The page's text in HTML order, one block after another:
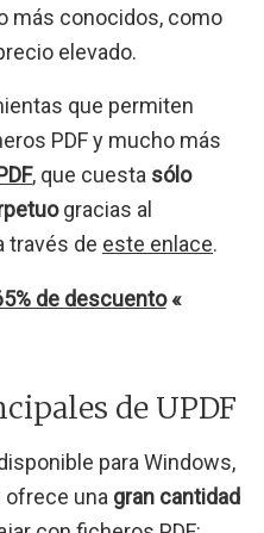
más conocidos, como
elevado.
que permiten
PDF y mucho más
, que cuesta sólo
gracias al
través de este enlace.
de descuento«
de UPDF
para Windows,
ofrece una gran cantidad